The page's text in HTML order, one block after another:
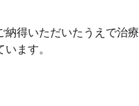
納得いただいたうえで治療
ます。